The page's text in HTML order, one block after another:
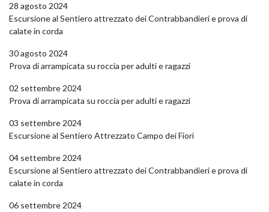
28 agosto 2024
Escursione al Sentiero attrezzato dei Contrabbandieri e prova di
calate in corda
30 agosto 2024
Prova di arrampicata su roccia per adulti e ragazzi
02 settembre 2024
Prova di arrampicata su roccia per adulti e ragazzi
03 settembre 2024
Escursione al Sentiero Attrezzato Campo dei Fiori
04 settembre 2024
Escursione al Sentiero attrezzato dei Contrabbandieri e prova di
calate in corda
06 settembre 2024